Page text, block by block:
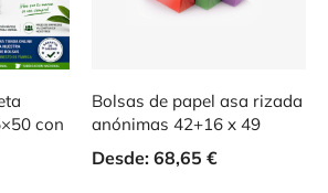
con
Bolsas de papel asa rizada
anónimas 42+16 x 49
Desde: 68,65 €